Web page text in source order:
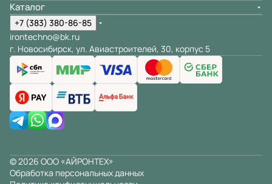
Каталог
+7 (383) 380-86-85
irontechno@bk.ru
г. Новосибирск, ул. Авиастроителей, 30, корпус 5
© 2026 ООО «АЙРОНТЕХ»
Обработка персональных данных